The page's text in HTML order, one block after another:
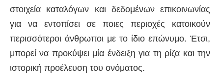
στοιχεία καταλόγων και δεδομένων επικοινωνίας
για να εντοπίσει σε ποιες περιοχές κατοικούν
περισσότεροι άνθρωποι με το ίδιο επώνυμο. Έτσι,
μπορεί να προκύψει μία ένδειξη για τη ρίζα και την
ιστορική προέλευση του ονόματος.